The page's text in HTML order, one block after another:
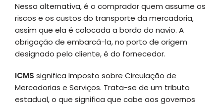
Nessa alternativa, é o comprador quem assume os
riscos e os custos do transporte da mercadoria,
assim que ela é colocada a bordo do navio. A
obrigação de embarcá-la, no porto de origem
designado pelo cliente, é do fornecedor.
ICMS significa Imposto sobre Circulação de
Mercadorias e Serviços. Trata-se de um tributo
estadual, o que significa que cabe aos governos